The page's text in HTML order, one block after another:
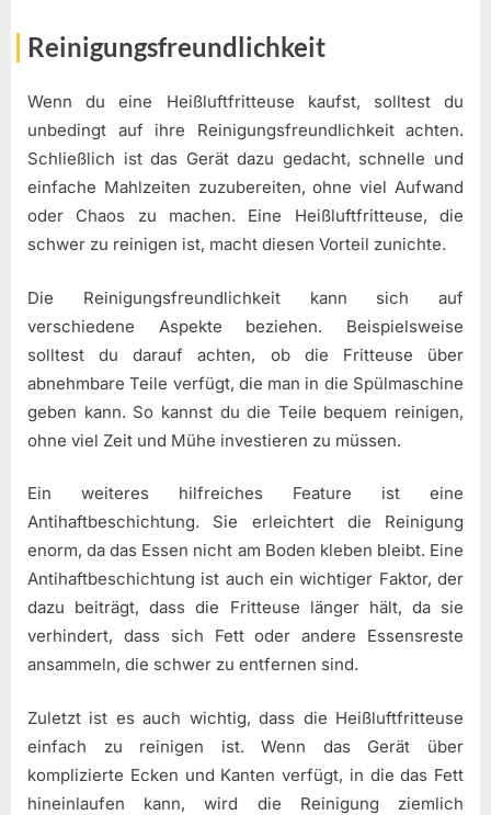
Reinigungsfreundlichkeit
Wenn du eine Heißluftfritteuse kaufst, solltest du
unbedingt auf ihre Reinigungsfreundlichkeit achten.
Schließlich ist das Gerät dazu gedacht, schnelle und
einfache Mahlzeiten zuzubereiten, ohne viel Aufwand
oder Chaos zu machen. Eine Heißluftfritteuse, die
schwer zu reinigen ist, macht diesen Vorteil zunichte.
Die Reinigungsfreundlichkeit kann sich auf
verschiedene Aspekte beziehen. Beispielsweise
solltest du darauf achten, ob die Fritteuse über
abnehmbare Teile verfügt, die man in die Spülmaschine
geben kann. So kannst du die Teile bequem reinigen,
ohne viel Zeit und Mühe investieren zu müssen.
Ein weiteres hilfreiches Feature ist eine
Antihaftbeschichtung. Sie erleichtert die Reinigung
enorm, da das Essen nicht am Boden kleben bleibt. Eine
Antihaftbeschichtung ist auch ein wichtiger Faktor, der
dazu beiträgt, dass die Fritteuse länger hält, da sie
verhindert, dass sich Fett oder andere Essensreste
ansammeln, die schwer zu entfernen sind.
Zuletzt ist es auch wichtig, dass die Heißluftfritteuse
einfach zu reinigen ist. Wenn das Gerät über
komplizierte Ecken und Kanten verfügt, in die das Fett
hineinlaufen kann, wird die Reinigung ziemlich